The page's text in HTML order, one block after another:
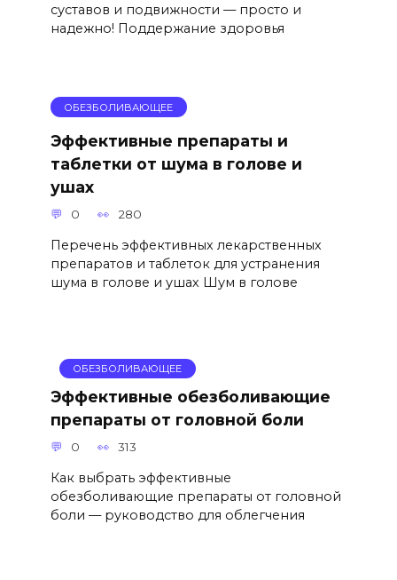
суставов и подвижности — просто и
надежно! Поддержание здоровья
ОБЕЗБОЛИВАЮЩЕЕ
Эффективные препараты и
таблетки от шума в голове и
ушах
0 280
Перечень эффективных лекарственных
препаратов и таблеток для устранения
шума в голове и ушах Шум в голове
ОБЕЗБОЛИВАЮЩЕЕ
Эффективные обезболивающие
препараты от головной боли
0 313
Как выбрать эффективные
обезболивающие препараты от головной
боли — руководство для облегчения